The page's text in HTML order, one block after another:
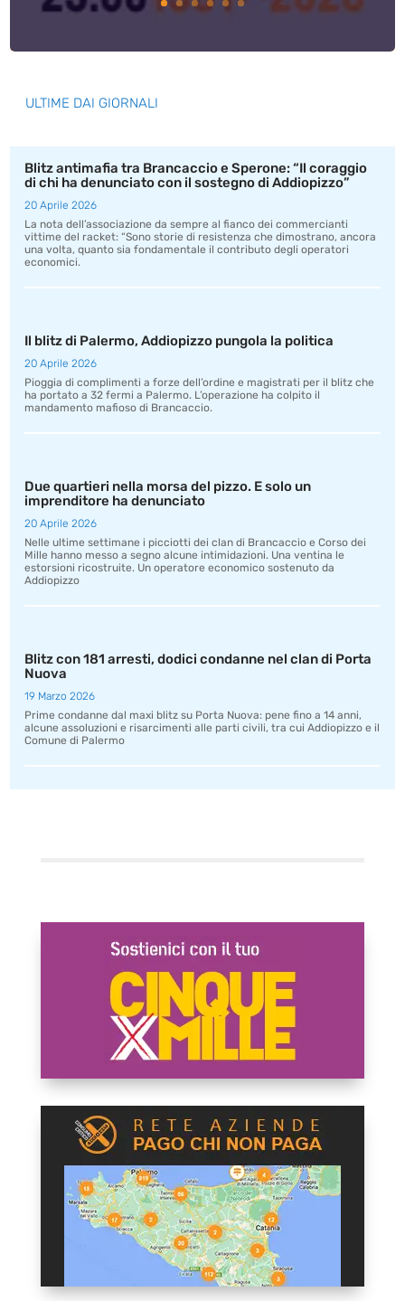
ULTIME DAI GIORNALI
Blitz antimafia tra Brancaccio e Sperone: “Il coraggio
di chi ha denunciato con il sostegno di Addiopizzo”
20 Aprile 2026
La nota dell’associazione da sempre al fianco dei commercianti
vittime del racket: “Sono storie di resistenza che dimostrano, ancora
una volta, quanto sia fondamentale il contributo degli operatori
economici.
Il blitz di Palermo, Addiopizzo pungola la politica
20 Aprile 2026
Pioggia di complimenti a forze dell’ordine e magistrati per il blitz che
ha portato a 32 fermi a Palermo. L’operazione ha colpito il
mandamento mafioso di Brancaccio.
Due quartieri nella morsa del pizzo. E solo un
imprenditore ha denunciato
20 Aprile 2026
Nelle ultime settimane i picciotti dei clan di Brancaccio e Corso dei
Mille hanno messo a segno alcune intimidazioni. Una ventina le
estorsioni ricostruite. Un operatore economico sostenuto da
Addiopizzo
Blitz con 181 arresti, dodici condanne nel clan di Porta
Nuova
19 Marzo 2026
Prime condanne dal maxi blitz su Porta Nuova: pene fino a 14 anni,
alcune assoluzioni e risarcimenti alle parti civili, tra cui Addiopizzo e il
Comune di Palermo